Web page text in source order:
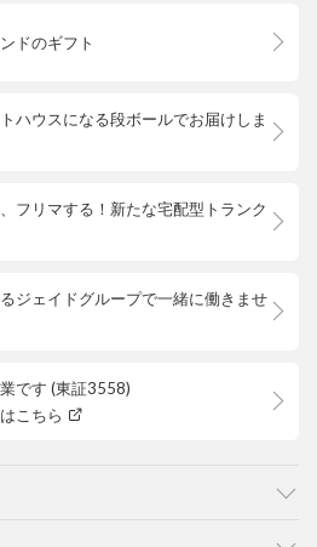
ドのギフト
ハウスになる段ボールでお届けしま
フリマする！新たな宅配型トランク
ジェイドグループで一緒に働きませ
です (東証3558)
こちら